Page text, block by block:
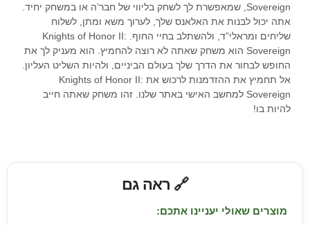
Sovereign, שמאפשרת לך לשחק בליווי של חבר’ה או במשחק יחיד.
אתה יכול לבנות את האלאנס שלך, לערוך משא ומתן, לשלוח
שליחים ומראלי”ד, ולהשתלב בחיי החוף. Knights of Honor II:
Sovereign הוא משחק שאתה לא רוצה להחמיץ. הוא מעניק לך את
החופש לבחור את הדרך שלך בעולם הביניים, ולהיות השליט העליון.
אל תחמיץ את ההזדמנות לרכוש את Knights of Honor II:
Sovereign למחשב האישי באתר שלנו. זהו משחק שאתה חייב
להיות בו!
🔗 ראה גם
מוצרים שאולי יעניינו אתכם: